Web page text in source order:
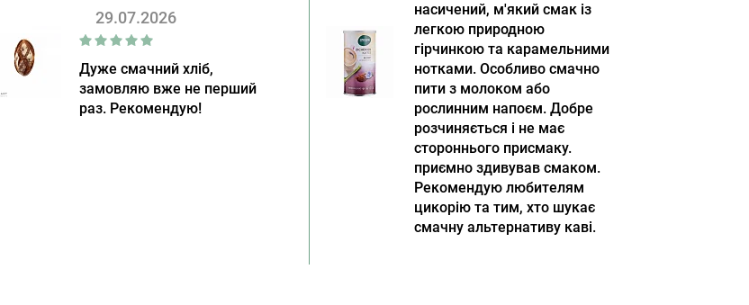
29.07.2026
Дуже смачний хліб,
замовляю вже не перший
раз. Рекомендую!
насичений, м'який смак із
легкою природною
гірчинкою та карамельними
нотками. Особливо смачно
пити з молоком або
рослинним напоєм. Добре
розчиняється і не має
стороннього присмаку.
приємно здивував смаком.
Рекомендую любителям
цикорію та тим, хто шукає
смачну альтернативу каві.